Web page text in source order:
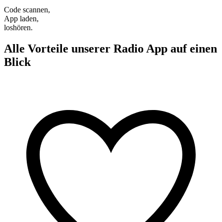
Code scannen,
App laden,
loshören.
Alle Vorteile unserer Radio App auf einen
Blick